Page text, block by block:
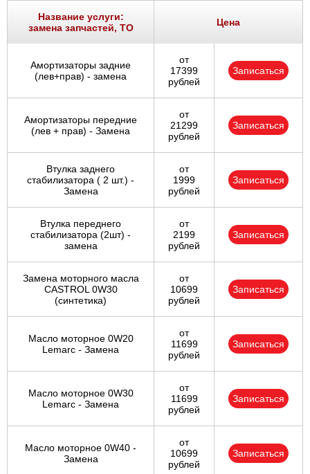
Название услуги:
замена запчастей, ТО
Цена
Амортизаторы задние
(лев+прав) - замена
от
17399
рублей
Записаться
Амортизаторы передние
(лев + прав) - Замена
от
21299
рублей
Записаться
Втулка заднего
стабилизатора ( 2 шт.) -
Замена
от
1999
рублей
Записаться
Втулка переднего
стабилизатора (2шт) -
замена
от
2199
рублей
Записаться
Замена моторного масла
CASTROL 0W30
(синтетика)
от
10699
рублей
Записаться
Масло моторное 0W20
Lemarc - Замена
от
11699
рублей
Записаться
Масло моторное 0W30
Lemarc - Замена
от
11699
рублей
Записаться
Масло моторное 0W40 -
Замена
от
10699
рублей
Записаться